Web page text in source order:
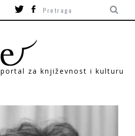
portal za književnost i kulturu